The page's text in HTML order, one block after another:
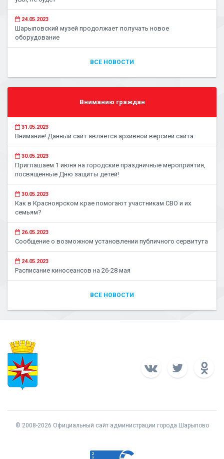
24.05.2023
Шарыповский музей продолжает получать новое
оборудование
ВСЕ НОВОСТИ
Вниманию граждан
31.05.2023
Внимание! Данный сайт является архивной версией сайта.
30.05.2023
Приглашаем 1 июня на городские праздничные мероприятия,
посвященные Дню защиты детей!
30.05.2023
Как в Красноярском крае помогают участникам СВО и их
семьям?
26.05.2023
Сообщение о возможном установлении публичного сервитута
24.05.2023
Расписание киносеансов на 26-28 мая
ВСЕ НОВОСТИ
© 2008-2026 Официальный сайт администрации города Шарыпово